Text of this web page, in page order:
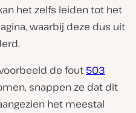
het zelfs leiden tot het
waarbij deze dus uit
de fout 503
snappen ze dat dit
het meestal